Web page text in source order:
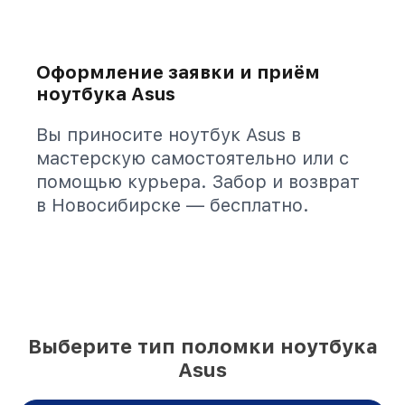
Оформление заявки и приём
ноутбука Asus
Вы приносите ноутбук Asus в
мастерскую самостоятельно или с
помощью курьера. Забор и возврат
в Новосибирске — бесплатно.
Выберите тип поломки ноутбука
Asus